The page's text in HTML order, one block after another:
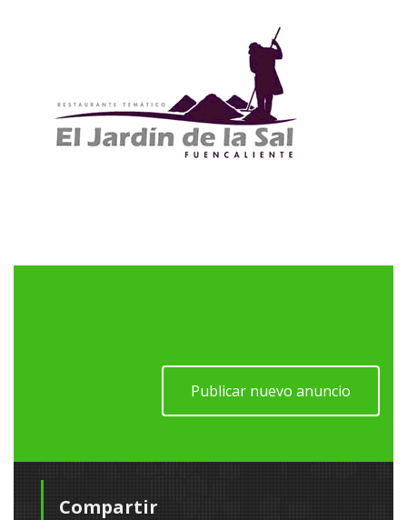
Publicar nuevo anuncio
Compartir